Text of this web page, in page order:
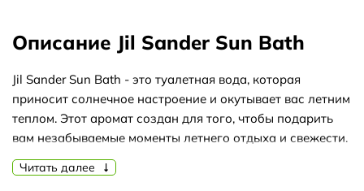
Описание Jil Sander Sun Bath
Jil Sander Sun Bath - это туалетная вода, которая
приносит солнечное настроение и окутывает вас летним
теплом. Этот аромат создан для того, чтобы подарить
вам незабываемые моменты летнего отдыха и свежести.
Созданный в 1989 году, Jil Sander Sun Bath быстро стал
Читать далее